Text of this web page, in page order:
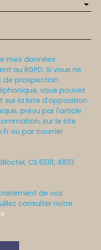
mes données
au RGPD. Si vous ne
de prospection
vous pouvez
sur la liste d'opposition
prévu par l'article
sur le site
ou par courrier
CS 61311, 41013
de vos
consulter notre
.